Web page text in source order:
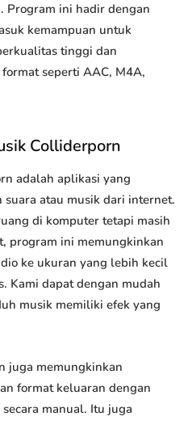
Program ini hadir dengan
kemampuan untuk
tinggi dan
seperti AAC, M4A,
Colliderporn
adalah aplikasi yang
atau musik dari internet.
di komputer tetapi masih
program ini memungkinkan
ke ukuran yang lebih kecil
Kami dapat dengan mudah
musik memiliki efek yang
juga memungkinkan
format keluaran dengan
manual. Itu juga